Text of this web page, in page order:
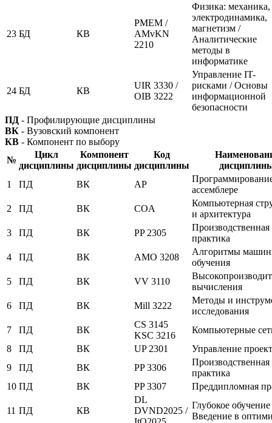
23 БД КВ
PMEM /
AMvKN
2210
Физика: механика,
электродинамика,
магнетизм /
Аналитические
методы в
информатике
24 БД КВ
UIR 3330 /
OIB 3222
Управление IT-
рисками / Основы
информационной
безопасности
ПД - Профилирующие дисциплины
ВК - Вузовский компонент
КВ - Компонент по выбору
№
Цикл
дисциплины
Компонент
дисциплины
Код
дисциплины
1
ПД ВК AP
ассемблере
2
ПД ВК COA
Компьютерная
и архитектура
3
ПД ВК PP 2305
Производственная
практика
4
ПД ВК AMO 3208
Алгоритмы
обучения
5
ПД ВК VV 3110
вычисления
6
ПД ВК Mill 3222
Методы и
исследования
7
ПД ВК
CS 3145
KSC 3216
Компьютерные
8
ПД ВК UP 2301
Управление
9
ПД ВК PP 3306
Производственная
практика
10 ПД ВК PP 3307 Преддипломная
11 ПД КВ
DL
DVND2025 /
Глубокое обучение
Введение в